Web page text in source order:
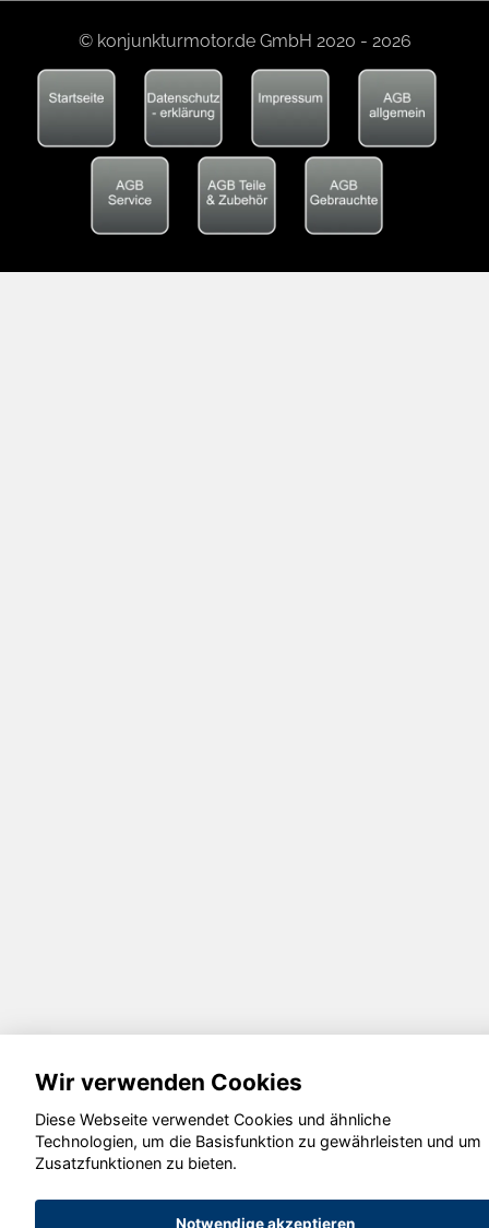
© konjunkturmotor.de GmbH 2020 - 2026
Wir verwenden Cookies
Diese Webseite verwendet Cookies und ähnliche
Technologien, um die Basisfunktion zu gewährleisten und um
Zusatzfunktionen zu bieten.
Notwendige akzeptieren